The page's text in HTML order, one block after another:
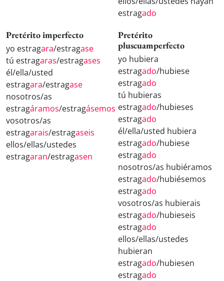
estragado
Pretérito imperfecto
yo estragara/estragase
tú estragaras/estragases
él/ella/usted
estragara/estragase
nosotros/as
estragáramos/estragásemos
vosotros/as
estragarais/estragaseis
ellos/ellas/ustedes
estragaran/estragasen
Pretérito
pluscuamperfecto
yo hubiera
estragado/hubiese
estragado
tú hubieras
estragado/hubieses
estragado
él/ella/usted hubiera
estragado/hubiese
estragado
nosotros/as hubiéramos
estragado/hubiésemos
estragado
vosotros/as hubierais
estragado/hubieseis
estragado
ellos/ellas/ustedes
hubieran
estragado/hubiesen
estragado